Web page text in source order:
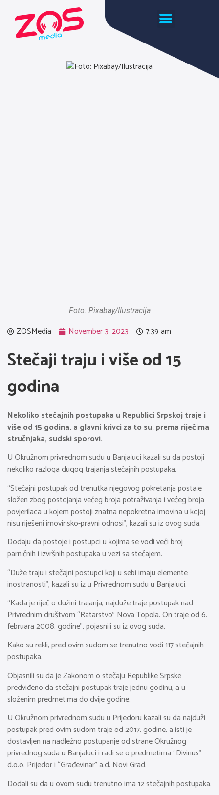
Foto: Pixabay/Ilustracija
ZOSMedia November 3, 2023 7:39 am
Stečaji traju i više od 15
godina
Nekoliko stečajnih postupaka u Republici Srpskoj traje i
više od 15 godina, a glavni krivci za to su, prema riječima
stručnjaka, sudski sporovi.
U Okružnom privrednom sudu u Banjaluci kazali su da postoji
nekoliko razloga dugog trajanja stečajnih postupaka.
“Stečajni postupak od trenutka njegovog pokretanja postaje
složen zbog postojanja većeg broja potraživanja i većeg broja
povjerilaca u kojem postoji znatna nepokretna imovina u kojoj
nisu riješeni imovinsko-pravni odnosi”, kazali su iz ovog suda.
Dodaju da postoje i postupci u kojima se vodi veći broj
parničnih i izvršnih postupaka u vezi sa stečajem.
“Duže traju i stečajni postupci koji u sebi imaju elemente
inostranosti”, kazali su iz u Privrednom sudu u Banjaluci.
“Kada je riječ o dužini trajanja, najduže traje postupak nad
Privrednim društvom “Ratarstvo” Nova Topola. On traje od 6.
februara 2008. godine”, pojasnili su iz ovog suda.
Kako su rekli, pred ovim sudom se trenutno vodi 117 stečajnih
postupaka.
Objasnili su da je Zakonom o stečaju Republike Srpske
predviđeno da stečajni postupak traje jednu godinu, a u
složenim predmetima do dvije godine.
U Okružnom privrednom sudu u Prijedoru kazali su da najduži
postupak pred ovim sudom traje od 2017. godine, a isti je
dostavljen na nadležno postupanje od strane Okružnog
privrednog suda u Banjaluci i radi se o predmetima “Divinus”
d.o.o. Prijedor i “Građevinar” a.d. Novi Grad.
Dodali su da u ovom sudu trenutno ima 12 stečajnih postupaka.